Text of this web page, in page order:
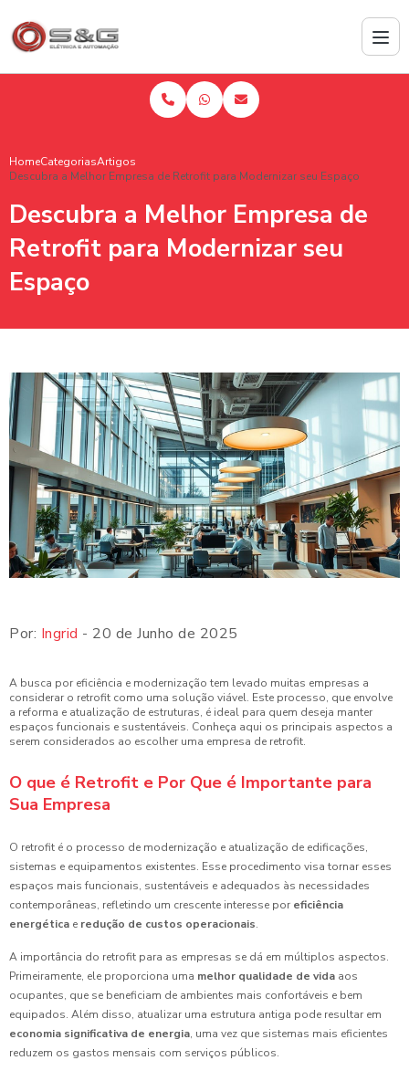
HomeCategoriasArtigos
Descubra a Melhor Empresa de Retrofit para Modernizar seu Espaço
Descubra a Melhor Empresa de
Retrofit para Modernizar seu
Espaço
Por: Ingrid - 20 de Junho de 2025
A busca por eficiência e modernização tem levado muitas empresas a
considerar o retrofit como uma solução viável. Este processo, que envolve
a reforma e atualização de estruturas, é ideal para quem deseja manter
espaços funcionais e sustentáveis. Conheça aqui os principais aspectos a
serem considerados ao escolher uma empresa de retrofit.
O que é Retrofit e Por Que é Importante para
Sua Empresa
O retrofit é o processo de modernização e atualização de edificações,
sistemas e equipamentos existentes. Esse procedimento visa tornar esses
espaços mais funcionais, sustentáveis e adequados às necessidades
contemporâneas, refletindo um crescente interesse por eficiência
energética e redução de custos operacionais.
A importância do retrofit para as empresas se dá em múltiplos aspectos.
Primeiramente, ele proporciona uma melhor qualidade de vida aos
ocupantes, que se beneficiam de ambientes mais confortáveis e bem
equipados. Além disso, atualizar uma estrutura antiga pode resultar em
economia significativa de energia, uma vez que sistemas mais eficientes
reduzem os gastos mensais com serviços públicos.